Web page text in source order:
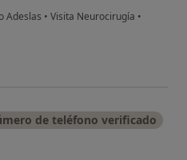
Adeslas • Visita Neurocirugía •
Piriz
de teléfono verificado